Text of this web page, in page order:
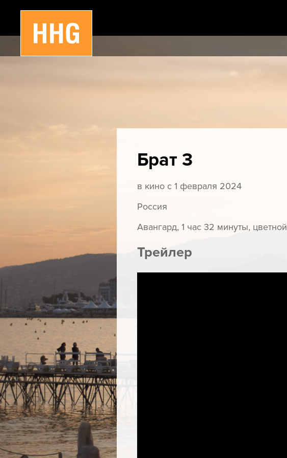
Брат 3
в кино с 1 февраля 2024
Россия
Авангард, 1 час 32 минуты, цветной
Трейлер